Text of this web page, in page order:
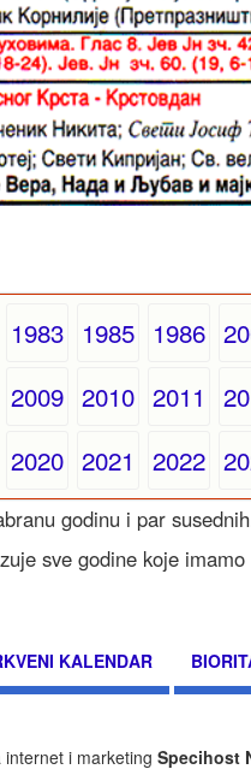
1983 1985 1986
2009 2010 2011
2020 2021 2022
godinu i par
sve godine koje imamo
KALENDAR
internet i marketing Specihost